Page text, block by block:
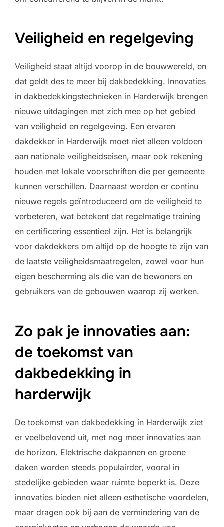
Veiligheid en regelgeving
Veiligheid staat altijd voorop in de bouwwereld, en
dat geldt des te meer bij dakbedekking. Innovaties
in dakbedekkingstechnieken in Harderwijk brengen
nieuwe uitdagingen met zich mee op het gebied
van veiligheid en regelgeving. Een ervaren
dakdekker in Harderwijk moet niet alleen voldoen
aan nationale veiligheidseisen, maar ook rekening
houden met lokale voorschriften die per gemeente
kunnen verschillen. Daarnaast worden er continu
nieuwe regels geïntroduceerd om de veiligheid te
verbeteren, wat betekent dat regelmatige training
en certificering essentieel zijn. Het is belangrijk
voor dakdekkers om altijd op de hoogte te zijn van
de laatste veiligheidsmaatregelen, zowel voor hun
eigen bescherming als die van de bewoners en
gebruikers van de gebouwen waarop zij werken.
Zo pak je innovaties aan:
de toekomst van
dakbedekking in
harderwijk
De toekomst van dakbedekking in Harderwijk ziet
er veelbelovend uit, met nog meer innovaties aan
de horizon. Elektrische dakpannen en groene
daken worden steeds populairder, vooral in
stedelijke gebieden waar ruimte beperkt is. Deze
innovaties bieden niet alleen esthetische voordelen,
maar dragen ook bij aan de vermindering van de